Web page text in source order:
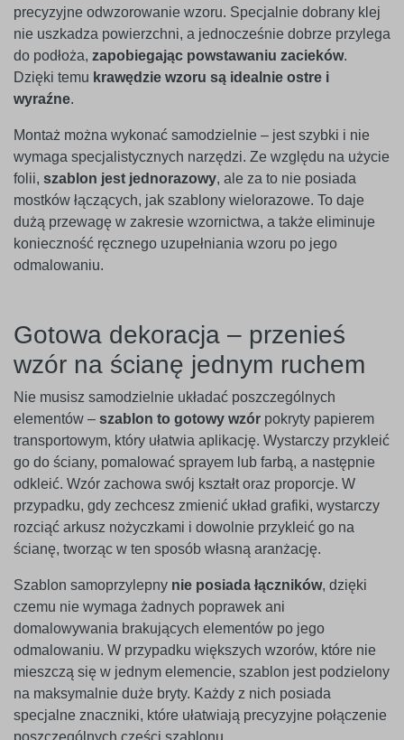
precyzyjne odwzorowanie wzoru. Specjalnie dobrany klej
nie uszkadza powierzchni, a jednocześnie dobrze przylega
do podłoża, zapobiegając powstawaniu zacieków.
Dzięki temu krawędzie wzoru są idealnie ostre i
wyraźne.
Montaż można wykonać samodzielnie – jest szybki i nie
wymaga specjalistycznych narzędzi. Ze względu na użycie
folii, szablon jest jednorazowy, ale za to nie posiada
mostków łączących, jak szablony wielorazowe. To daje
dużą przewagę w zakresie wzornictwa, a także eliminuje
konieczność ręcznego uzupełniania wzoru po jego
odmalowaniu.
Gotowa dekoracja – przenieś
wzór na ścianę jednym ruchem
Nie musisz samodzielnie układać poszczególnych
elementów – szablon to gotowy wzór pokryty papierem
transportowym, który ułatwia aplikację. Wystarczy przykleić
go do ściany, pomalować sprayem lub farbą, a następnie
odkleić. Wzór zachowa swój kształt oraz proporcje. W
przypadku, gdy zechcesz zmienić układ grafiki, wystarczy
rozciąć arkusz nożyczkami i dowolnie przykleić go na
ścianę, tworząc w ten sposób własną aranżację.
Szablon samoprzylepny nie posiada łączników, dzięki
czemu nie wymaga żadnych poprawek ani
domalowywania brakujących elementów po jego
odmalowaniu. W przypadku większych wzorów, które nie
mieszczą się w jednym elemencie, szablon jest podzielony
na maksymalnie duże bryty. Każdy z nich posiada
specjalne znaczniki, które ułatwiają precyzyjne połączenie